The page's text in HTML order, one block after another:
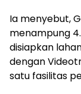
Ia menyebut,
menampung
disiapkan
dengan
satu fasilitas